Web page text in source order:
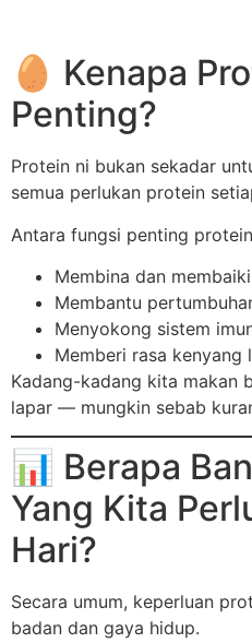
🥚 Kenapa
Penting?
Protein ni bukan sekadar
semua perlukan protein
Antara fungsi penting
Membina dan
Membantu
Menyokong sistem
Memberi rasa kenyang
Kadang-kadang kita makan
lapar — mungkin sebab
📊 Berapa
Yang Kita
Hari?
Secara umum, keperluan
badan dan gaya hidup.